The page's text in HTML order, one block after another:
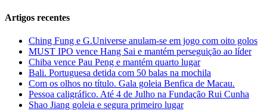
Artigos recentes
Ching Fung e G.Universe anulam-se em jogo com oito golos
MUST IPO vence Hang Sai e mantém perseguição ao líder
Chiba vence Pau Peng e mantém quarto lugar
Bali. Portuguesa detida com 50 balas na mochila
Com os olhos no título. Gala goleia Benfica de Macau.
Pessoa caligráfico. Até 4 de Julho na Fundação Rui Cunha
Shao Jiang goleia e segura primeiro lugar